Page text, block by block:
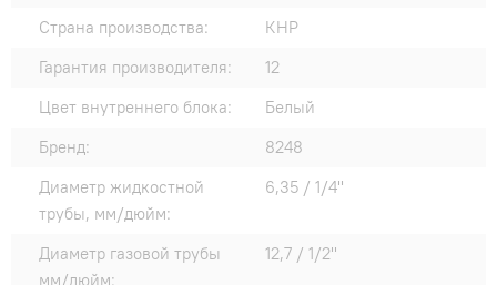
Страна производства:
КНР
Гарантия производителя:
12
Цвет внутреннего блока:
Белый
Бренд:
8248
Диаметр жидкостной
трубы, мм/дюйм:
6,35 / 1/4"
Диаметр газовой трубы
мм/дюйм:
12,7 / 1/2"